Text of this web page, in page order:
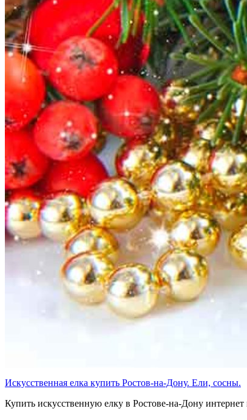
Искусственная елка купить Ростов-на-Дону. Ели, сосны.
Купить искусственную елку в Ростове-на-Дону